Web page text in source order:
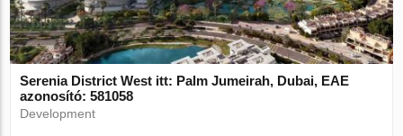
Serenia District West itt: Palm Jumeirah, Dubai, EAE
azonosító: 581058
Development